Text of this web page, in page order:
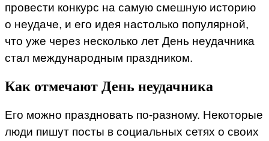
провести конкурс на самую смешную историю
о неудаче, и его идея настолько популярной,
что уже через несколько лет День неудачника
стал международным праздником.
Как отмечают День неудачника
Его можно праздновать по-разному. Некоторые
люди пишут посты в социальных сетях о своих